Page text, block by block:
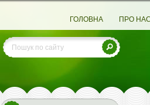
ГОЛОВНА ПРО